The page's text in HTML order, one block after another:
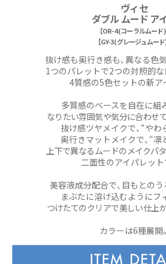
ヴィセ
ダブル ムード ア
【OR-4 (コーラルムード)
【GY-3 (グレージュムード)
抜け感も奥行き感も、異なる色
1つのパレットで2つの対照的
4質感の5色セットの新ア
多質感のベースを自在に組
なりたい雰囲気や気分に合わせ
抜け感ツヤメイクで、“やわ
奥行きマットメイクで、“凛
上下で異なるムードのメイクパ
二面性のアイパレット
美容液成分配合で、目もとのう
まぶたに溶け込むようにフ
つけたてのクリアで美しい仕上
カラーは6種展開。